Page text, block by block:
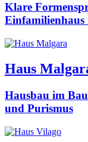
Klare
Haus
Hausbau im
und Purismus